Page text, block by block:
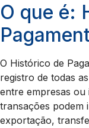
O que é:
O Histórico de
registro de todas
entre empresas ou
transações podem
exportação,